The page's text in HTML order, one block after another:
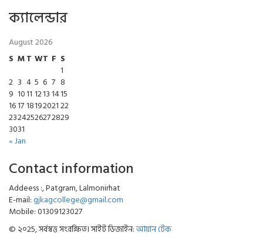
ক্যালেন্ডার
August 2026
S MT WT F S
1
2 3 4 5 6 7 8
9 1011 12131415
16171819202122
23242526272829
3031
« Jan
Contact information
Addeess :, Patgram, Lalmonirhat
E-mail:gjkagcollege@gmail.com
Mobile: 01309123027
© ২০25, সর্বস্বত্ত সংরক্ষিত। সাইট ডিজাইন:আয়ান টেক